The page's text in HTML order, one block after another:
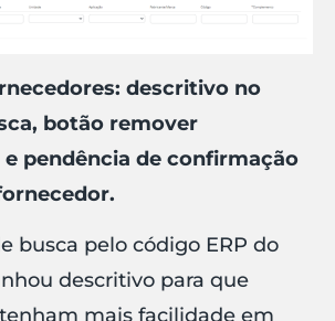
descritivo no
botão remover
pendência de confirmação
busca pelo código ERP do
descritivo para que
mais facilidade em